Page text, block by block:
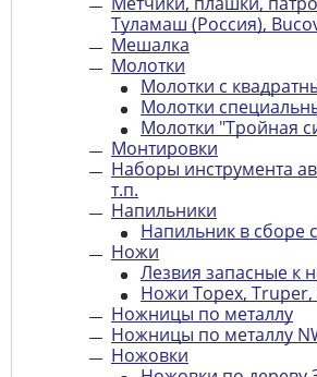
Туламаш (Россия),
Мешалка
Молотки
Молотки с
Молотки
Молотки "Тройная
Монтировки
Наборы инструмента
т.п.
Напильники
Напильник в сборе
Ножи
Лезвия запасные к
Ножи Topex,
Ножницы по металлу
Ножницы по металлу
Ножовки